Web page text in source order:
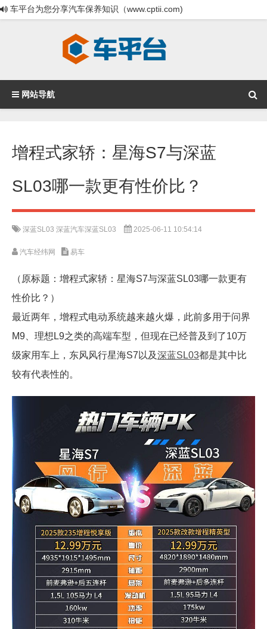
车平台为您分享汽车保养知识（www.cptii.com)
网站导航
增程式家轿：星海S7与深蓝
SL03哪一款更有性价比？
深蓝SL03 深蓝汽车深蓝SL03 2025-06-11 10:54:14
汽车经纬网 易车
（原标题：增程式家轿：星海S7与深蓝SL03哪一款更有
性价比？）
最近两年，增程式电动系统越来越火爆，此前多用于问界
M9、理想L9之类的高端车型，但现在已经普及到了10万
级家用车上，东风风行星海S7以及深蓝SL03都是其中比
较有代表性的。